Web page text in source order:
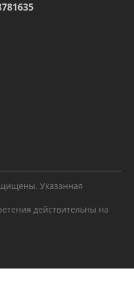
Указанная
действительны на